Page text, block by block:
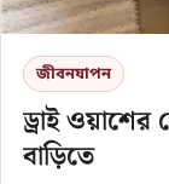
জীবনযাপন
ড্রাই
বাড়িতে